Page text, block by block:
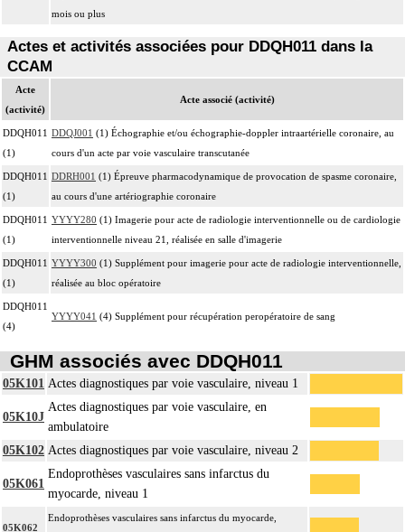
mois ou plus
Actes et activités associées pour DDQH011 dans la
CCAM
Acte
(activité)
Acte associé (activité)
DDQH011
(1)
DDQJ001 (1) Échographie et/ou échographie-doppler intraartérielle coronaire, au
cours d'un acte par voie vasculaire transcutanée
DDQH011
(1)
DDRH001 (1) Épreuve pharmacodynamique de provocation de spasme coronaire,
au cours d'une artériographie coronaire
DDQH011
(1)
YYYY280 (1) Imagerie pour acte de radiologie interventionnelle ou de cardiologie
interventionnelle niveau 21, réalisée en salle d'imagerie
DDQH011
(1)
YYYY300 (1) Supplément pour imagerie pour acte de radiologie interventionnelle,
réalisée au bloc opératoire
DDQH011
(4)
YYYY041 (4) Supplément pour récupération peropératoire de sang
GHM associés avec DDQH011
05K101 Actes diagnostiques par voie vasculaire, niveau 1
05K10J
Actes diagnostiques par voie vasculaire, en
ambulatoire
05K102 Actes diagnostiques par voie vasculaire, niveau 2
05K061
Endoprothèses vasculaires sans infarctus du
myocarde, niveau 1
05K062
Endoprothèses vasculaires sans infarctus du myocarde,